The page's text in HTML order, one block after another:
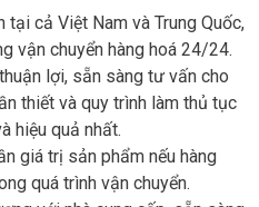
tại cả Việt Nam và Trung Quốc,
vận chuyển hàng hoá 24/24.
lợi, sẵn sàng tư vấn cho
thiết và quy trình làm thủ tục
hiệu quả nhất.
giá trị sản phẩm nếu hàng
quá trình vận chuyển.